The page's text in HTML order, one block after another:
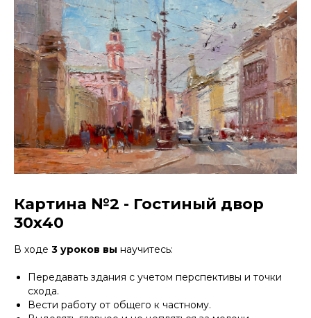
Картина №2 - Гостиный двор
30х40
В ходе 3 уроков вы научитесь:
Передавать здания с учетом перспективы и точки
схода.
Вести работу от общего к частному.